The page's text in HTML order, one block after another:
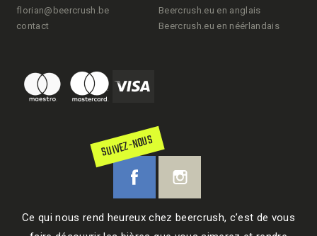
florian@beercrush.be
contact
Beercrush.eu en anglais
Beercrush.eu en néérlandais
SUIVEZ-NOUS
Ce qui nous rend heureux chez beercrush, c’est de vous